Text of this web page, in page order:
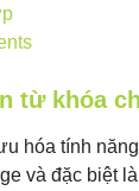
từ khóa
hóa tính
và đặc biệt